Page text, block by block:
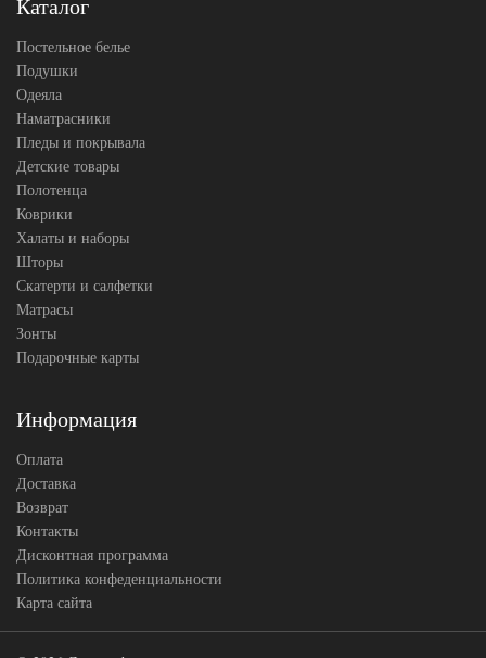
Каталог
Постельное белье
Подушки
Одеяла
Наматрасники
Пледы и покрывала
Детские товары
Полотенца
Коврики
Халаты и наборы
Шторы
Скатерти и салфетки
Матрасы
Зонты
Подарочные карты
Информация
Оплата
Доставка
Возврат
Контакты
Дисконтная программа
Политика конфеденциальности
Карта сайта